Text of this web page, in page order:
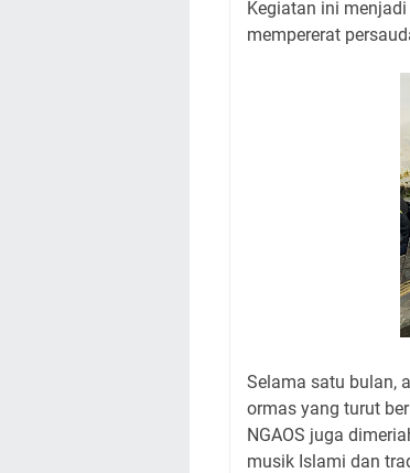
Kegiatan ini
mempererat
Selama satu bulan,
ormas yang turut
NGAOS juga
musik Islami dan